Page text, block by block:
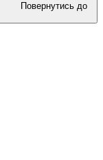
Повернутись до